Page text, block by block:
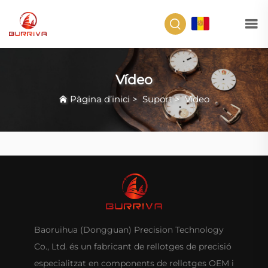
Vídeo
Pàgina d’inici > Suport>Vídeo
Baoruihua (Dongguan) Precision Technology
Co., Ltd. és un fabricant de rellotges de precisió
especialitzat en components de rellotges OEM i